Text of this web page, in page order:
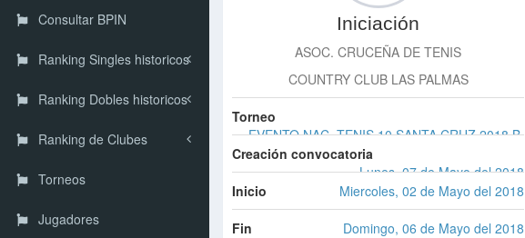
Consultar BPIN
Ranking Singles historicos
Ranking Dobles historicos
Ranking de Clubes
Torneos
Jugadores
Iniciación
ASOC. CRUCEÑA DE TENIS
COUNTRY CLUB LAS PALMAS
Torneo
EVENTO NAC. TENIS 10 SANTA CRUZ 2018 B.
Creación convocatoria
Lunes, 07 de Mayo del 2018
Inicio
Miercoles, 02 de Mayo del 2018
Fin Domingo, 06 de Mayo del 2018